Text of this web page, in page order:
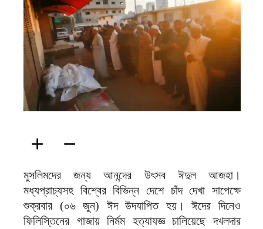
মুসলিমদের জন্য আনন্দের উৎসব ঈদুল আজহা।
মধ্যপ্রাচ্যসহ বিশ্বের বিভিন্ন দেশে চাঁদ দেখা সাপেক্ষে
শুক্রবার (০৬ জুন) ঈদ উদযাপিত হয়। ঈদের দিনেও
ফিলিস্তিনের গাজায় নির্মম হত্যাযজ্ঞ চালিয়েছে দখলদার